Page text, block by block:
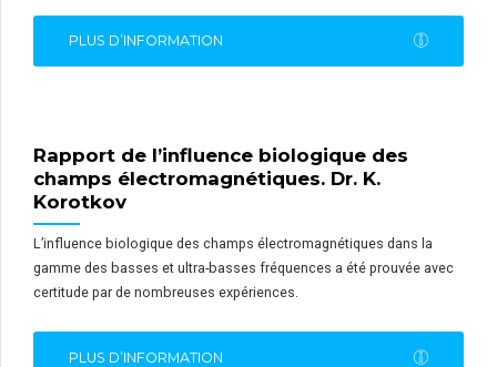
PLUS D’INFORMATION
Rapport de l’influence biologique des
champs électromagnétiques. Dr. K.
Korotkov
L’influence biologique des champs électromagnétiques dans la
gamme des basses et ultra-basses fréquences a été prouvée avec
certitude par de nombreuses expériences.
PLUS D’INFORMATION